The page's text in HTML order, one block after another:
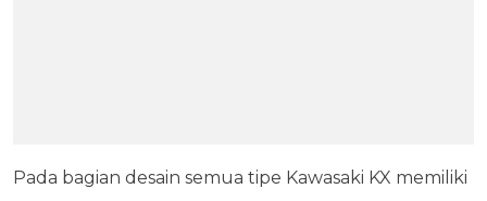
Pada bagian desain semua tipe Kawasaki KX memiliki